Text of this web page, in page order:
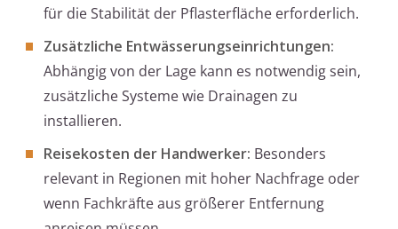
für die Stabilität der Pflasterfläche erforderlich.
Zusätzliche Entwässerungseinrichtungen:
Abhängig von der Lage kann es notwendig sein,
zusätzliche Systeme wie Drainagen zu
installieren.
Reisekosten der Handwerker: Besonders
relevant in Regionen mit hoher Nachfrage oder
wenn Fachkräfte aus größerer Entfernung